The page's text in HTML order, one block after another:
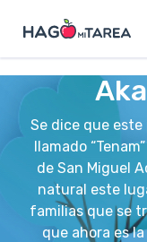
Se dice que
llamado
de San Miguel
natural este
familias que se
que ahora es